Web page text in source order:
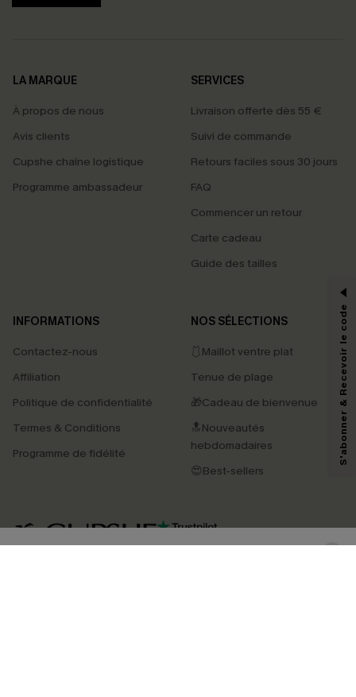
LA MARQUE
À propos de nous
Avis clients
Cupshe chaîne logistique
Programme ambassadeur
SERVICES
Livraison offerte dès 55 €
Suivi de commande
Retours faciles sous 30 jours
FAQ
Commencer un retour
Carte cadeau
Guide des tailles
INFORMATIONS
Contactez-nous
Affiliation
Politique de confidentialité
Termes & Conditions
Programme de fidélité
NOS SÉLECTIONS
🩱Maillot ventre plat
Tenue de plage
🎁Cadeau de bienvenue
🔝Nouveautés
hebdomadaires
😍Best-sellers
4.4
PROFITEZ DE -15%
marketing (y compris du contenu généré par l'IA) de Cupshe et
pouvons utiliser les données collectées sur notre site ainsi que des
savoir si ceux-ci ont été ouverts, de mesurer votre engagement, de
personnaliser nos contenus et nos offres, et de vous recommander des
produits susceptibles de vous intéresser, conformément à notre
Politique de
. Vous pouvez vous désabonner à tout moment.
S'abonner & Recevoir le code